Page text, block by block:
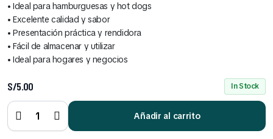
• Ideal para hamburguesas y hot dogs
• Excelente calidad y sabor
• Presentación práctica y rendidora
• Fácil de almacenar y utilizar
• Ideal para hogares y negocios
S/5.00 In Stock
Mostaza
Premium
1 Kg
Bolsa
quantity
Añadir al carrito